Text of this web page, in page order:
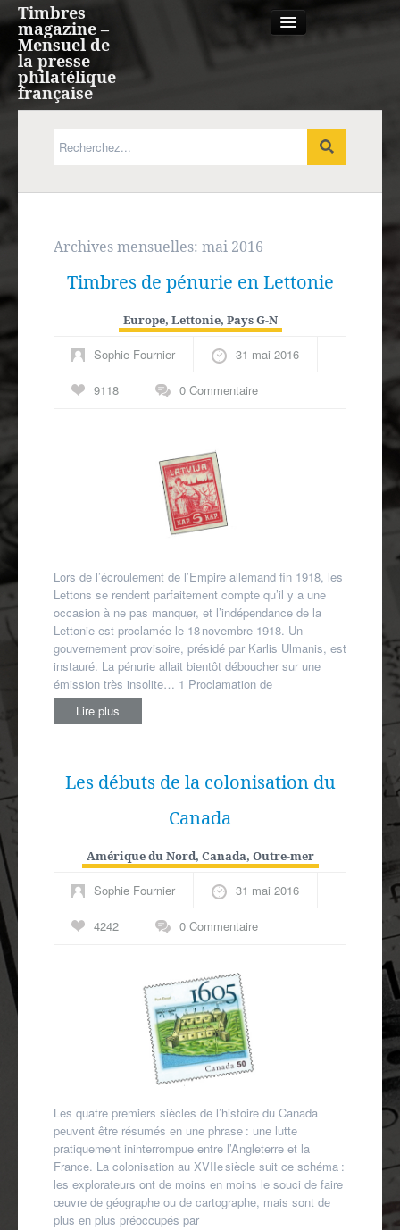
Timbres
magazine –
Mensuel de
la presse
philatélique
française
Expression française
Europe
Agenda
Archives mensuelles: mai 2016
Timbres de pénurie en Lettonie
Europe, Lettonie, Pays G-N
Sophie Fournier 31 mai 2016
9118 0 Commentaire
Lors de l’écroulement de l’Empire allemand fin 1918, les
Lettons se rendent parfaitement compte qu’il y a une
occasion à ne pas manquer, et l’indépendance de la
Lettonie est proclamée le 18 novembre 1918. Un
gouvernement provisoire, présidé par Karlis Ulmanis, est
instauré. La pénurie allait bientôt déboucher sur une
émission très insolite… 1 Proclamation de
Lire plus
Les débuts de la colonisation du
Canada
Amérique du Nord, Canada, Outre-mer
Sophie Fournier 31 mai 2016
4242 0 Commentaire
Les quatre premiers siècles de l’histoire du Canada
peuvent être résumés en une phrase : une lutte
pratiquement ininterrompue entre l’Angleterre et la
France. La colonisation au XVIIe siècle suit ce schéma :
les explorateurs ont de moins en moins le souci de faire
œuvre de géographe ou de cartographe, mais sont de
plus en plus préoccupés par